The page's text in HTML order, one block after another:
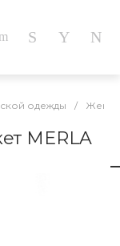
одежды /
MERLA